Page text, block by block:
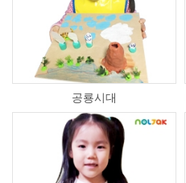
공룡시대